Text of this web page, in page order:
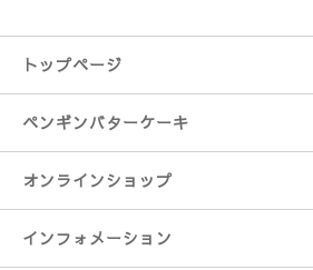
トップページ
ペンギンバターケーキ
オンラインショップ
インフォメーション